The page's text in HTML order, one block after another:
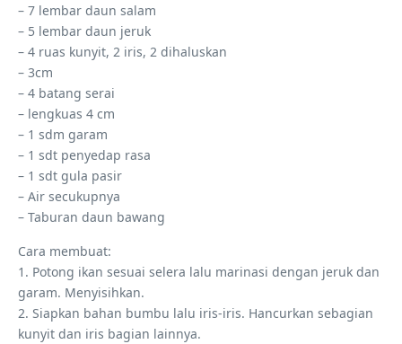
– 7 lembar daun salam
– 5 lembar daun jeruk
– 4 ruas kunyit, 2 iris, 2 dihaluskan
– 3cm
– 4 batang serai
– lengkuas 4 cm
– 1 sdm garam
– 1 sdt penyedap rasa
– 1 sdt gula pasir
– Air secukupnya
– Taburan daun bawang
Cara membuat:
1. Potong ikan sesuai selera lalu marinasi dengan jeruk dan
garam. Menyisihkan.
2. Siapkan bahan bumbu lalu iris-iris. Hancurkan sebagian
kunyit dan iris bagian lainnya.